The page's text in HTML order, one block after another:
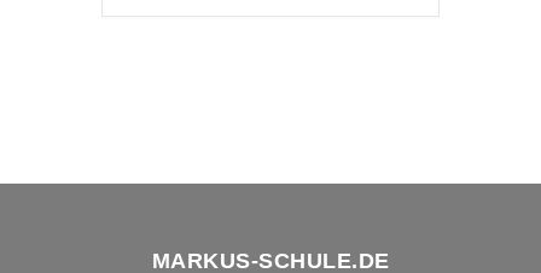
MARKUS-SCHULE.DE